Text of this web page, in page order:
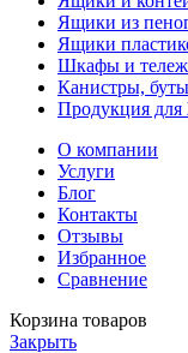
Ящики из
Ящики
Шкафы и
Канистры,
Продукция для
О компании
Услуги
Блог
Контакты
Отзывы
Избранное
Сравнение
Корзина товаров
Закрыть